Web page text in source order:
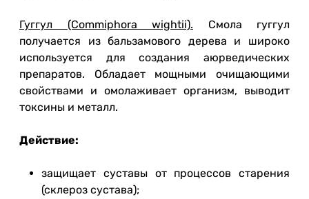
Гуггул (Commiphora wightii). Смола гуггул
получается из бальзамового дерева и широко
используется для создания аюрведических
препаратов. Обладает мощными очищающими
свойствами и омолаживает организм, выводит
токсины и металл.
Действие:
защищает суставы от процессов старения
(склероз сустава);